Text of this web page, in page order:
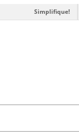
Simplifique!